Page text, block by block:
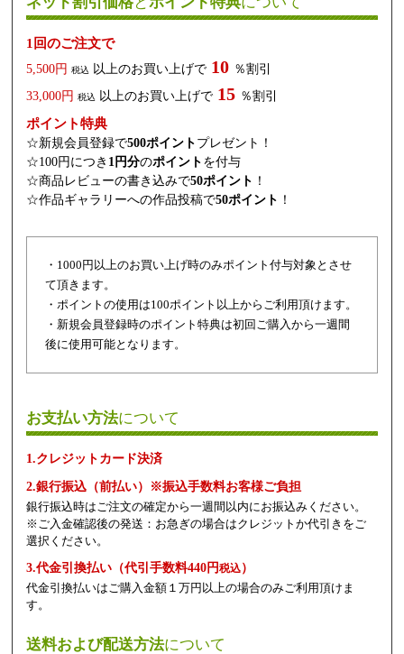
1回のご注文で
5,500円 税込 以上のお買い上げで 10 ％割引
33,000円 税込 以上のお買い上げで 15 ％割引
ポイント特典
☆新規会員登録で500ポイント プレゼント！
☆100円につき 1円分のポイント を付与
☆商品レビューの書き込みで50ポイント ！
☆作品ギャラリーへの作品投稿で50ポイント ！
・1000円以上のお買い上げ時のみポイント付与対象とさせ
て頂きます。
・ポイントの使用は100ポイント以上からご利用頂けます。
・新規会員登録時のポイント特典は初回ご購入から一週間
後に使用可能となります。
お支払い方法について
1.クレジットカード決済
2.銀行振込（前払い）※振込手数料お客様ご負担
銀行振込時はご注文の確定から一週間以内にお振込みください。
※ご入金確認後の発送：お急ぎの場合はクレジットか代引きをご
選択ください。
3.代金引換払い（代引手数料440円税込）
代金引換払いはご購入金額１万円以上の場合のみご利用頂けま
す。
送料および配送方法について